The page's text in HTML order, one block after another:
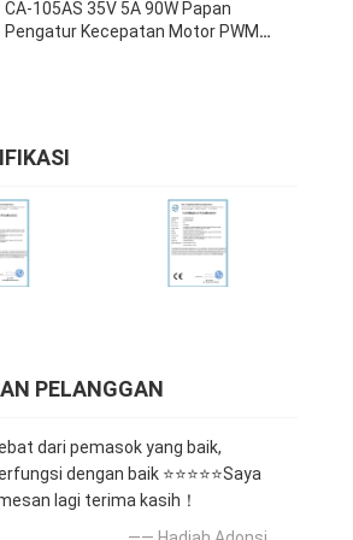
CA-105AS 35V 5A 90W Papan
Pengatur Kecepatan Motor PWM
PELANGGAN
dari pemasok yang baik,
dengan baik ⭐⭐⭐⭐⭐Saya
lagi terima kasih！